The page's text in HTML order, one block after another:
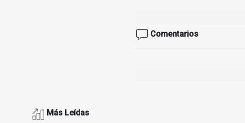
Comentarios
Más Leídas